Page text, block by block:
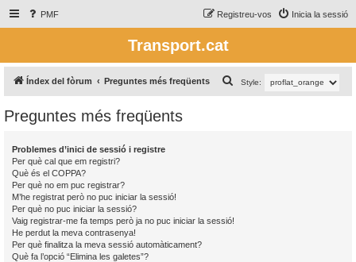
PMF Inicia la sessió
Registreu-vos
Transport.cat
Índex del fòrum Preguntes més freqüents Style:
e
Preguntes més freqüents
Problemes d’inici de sessió i registre
Per què cal que em registri?
Què és el COPPA?
Per què no em puc registrar?
M’he registrat però no puc iniciar la sessió!
Per què no puc iniciar la sessió?
Vaig registrar-me fa temps però ja no puc iniciar la sessió!
He perdut la meva contrasenya!
Per què finalitza la meva sessió automàticament?
Què fa l’opció “Elimina les galetes”?